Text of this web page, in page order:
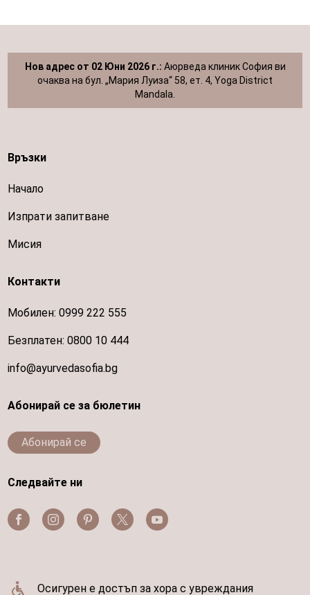
Нов адрес от 02 Юни 2026 г.: Аюрведа клиник София ви
очаква на бул. „Мария Луиза“ 58, ет. 4, Yoga District
Mandala.
Връзки
Начало
Изпрати запитване
Мисия
Контакти
Мобилен:0999 222 555
Безплатен:0800 10 444
info@ayurvedasofia.bg
Абонирай се за бюлетин
Абонирай се
Следвайте ни
Осигурен е достъп за хора с увреждания